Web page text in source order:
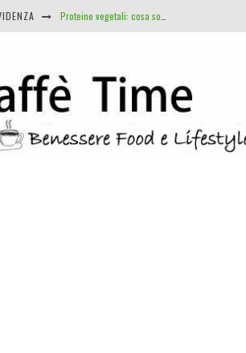
Roulette e matematica: perché non esistono sistemi infallibili (e cosa sapere davvero)